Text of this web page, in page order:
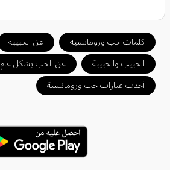
كلمات حب ورومانسية عن الحبيبة
الحبيب والحبيبة
عن الحب بشكل عام
أحدث عبارات حب ورومانسية